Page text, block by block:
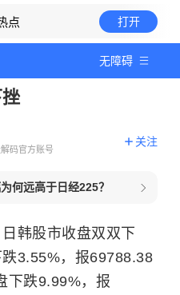
点 打开
无障碍
码官方账号
关注
何远高于日经225？
韩股市收盘双双下
3.55%，报69788.38
下跌9.99%，报